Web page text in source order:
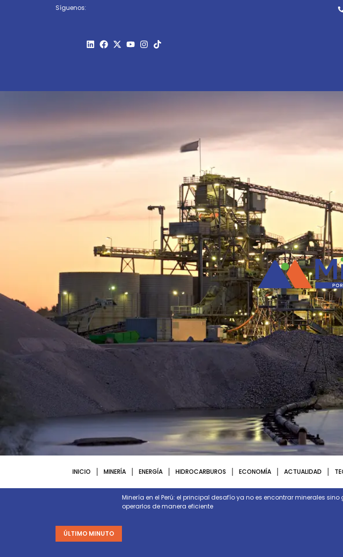
Síguenos:
INICIO MINERÍA ENERGÍA HIDROCARBUROS ECONOMÍA ACTUALIDAD
ÚLTIMO MINUTO
Minería en el Perú: el principal desafío ya no es encontrar minerales
operarlos de manera eficiente